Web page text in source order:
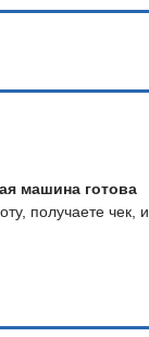
машина готова
получаете чек, и